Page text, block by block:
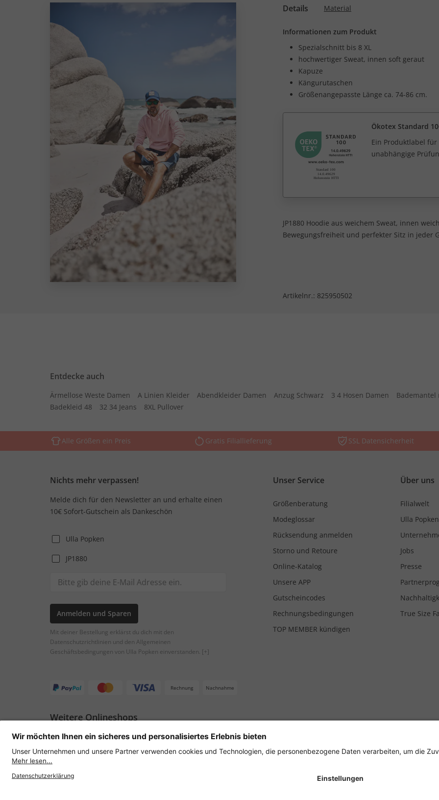
Details Material
Informationen zum Produkt
Spezialschnitt bis 8 XL
hochwertiger Sweat, innen soft geraut
Kapuze
Kängurutaschen
Größenangepasste Länge ca. 74-86 cm.
Ökotex Standard
Ein Produktlabel
unabhängige
JP1880 Hoodie aus weichem Sweat, innen
Bewegungsfreiheit und perfekter Sitz in jeder
Artikelnr.: 825950502
Entdecke auch
Ärmellose Weste Damen A Linien Kleider Abendkleider Damen Anzug Schwarz 3 4 Hosen Damen
Bademantel
Badekleid 48
32 34 Jeans 8XL Pullover
Alle Größen ein Preis Gratis Filiallieferung SSL Datensicherheit
Nichts mehr verpassen!
Melde dich für den Newsletter an und erhalte einen
10€ Sofort-Gutschein als Dankeschön
Ulla Popken
JP1880
Anmelden und Sparen
Mit deiner Bestellung erklärst du dich mit den
Datenschutzrichtlinien und den Allgemeinen
Geschäftsbedingungen von Ulla Popken einverstanden. [+]
Unser Service
Größenberatung
Modeglossar
Rücksendung anmelden
Storno und Retoure
Online-Katalog
Unsere APP
Gutscheincodes
Rechnungsbedingungen
TOP MEMBER kündigen
Über uns
Filialwelt
Ulla
Jobs
Presse
True Size
Rechnung Nachnahme
Weitere Onlineshops
Österreich